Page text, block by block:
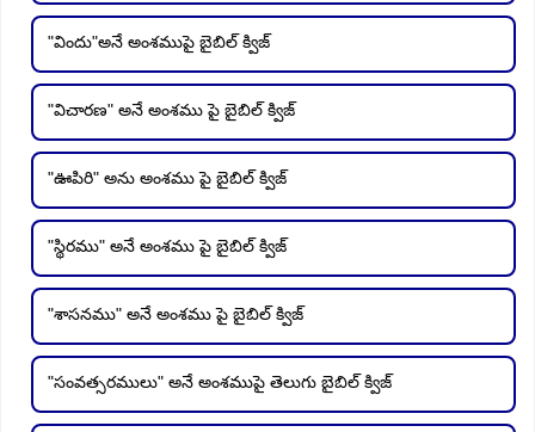
"విందు"అనే అంశముపై బైబిల్ క్విజ్
"విచారణ" అనే అంశము పై బైబిల్ క్విజ్
"ఊపిరి" అను అంశము పై బైబిల్ క్విజ్
"స్థిరము" అనే అంశము పై బైబిల్ క్విజ్
"శాసనము" అనే అంశము పై బైబిల్ క్విజ్
"సంవత్సరములు" అనే అంశముపై తెలుగు బైబిల్ క్విజ్